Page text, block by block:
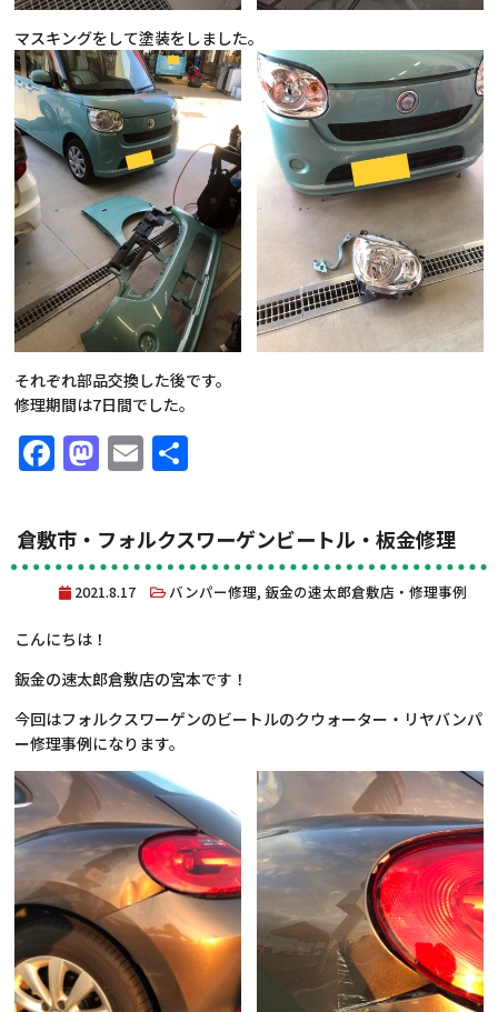
マスキングをして塗装をしました。
それぞれ部品交換した後です。
修理期間は7日間でした。
Facebook
Mastodon
Email
倉敷市・フォルクスワーゲンビートル・板金修理
2021.8.17 バンパー修理,鈑金の速太郎倉敷店・修理事例
こんにちは！
鈑金の速太郎倉敷店の宮本です！
今回はフォルクスワーゲンのビートルのクウォーター・リヤバンパ
ー修理事例になります。